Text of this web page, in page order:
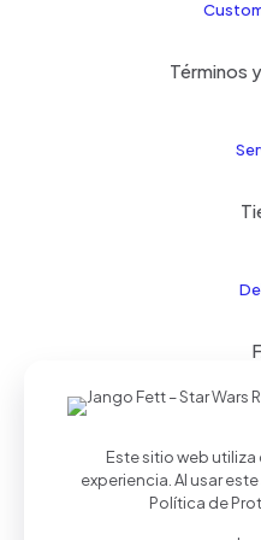
Términos
© 2024 Kids21| Todos los
Realizado porPalmera
Este sitio web
experiencia. Al usar
Política de